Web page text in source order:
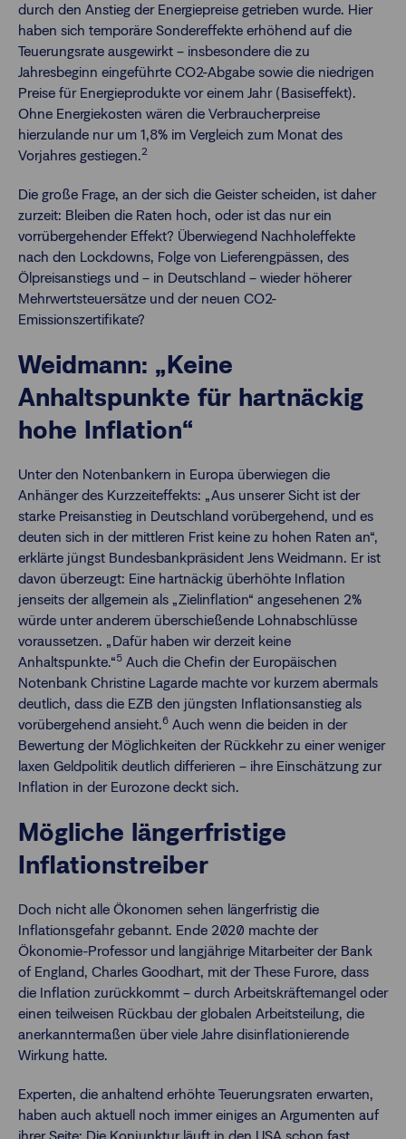
durch den Anstieg der Energiepreise getrieben wurde. Hier
haben sich temporäre Sondereffekte erhöhend auf die
Teuerungsrate ausgewirkt – insbesondere die zu
Jahresbeginn eingeführte CO2-Abgabe sowie die niedrigen
Preise für Energieprodukte vor einem Jahr (Basiseffekt).
Ohne Energiekosten wären die Verbraucherpreise
hierzulande nur um 1,8% im Vergleich zum Monat des
Vorjahres gestiegen.2
Die große Frage, an der sich die Geister scheiden, ist daher
zurzeit: Bleiben die Raten hoch, oder ist das nur ein
vorrübergehender Effekt? Überwiegend Nachholeffekte
nach den Lockdowns, Folge von Lieferengpässen, des
Ölpreisanstiegs und – in Deutschland – wieder höherer
Mehrwertsteuersätze und der neuen CO2-
Emissionszertifikate?
Weidmann: „Keine
Anhaltspunkte für hartnäckig
hohe Inflation“
Unter den Notenbankern in Europa überwiegen die
Anhänger des Kurzzeiteffekts: „Aus unserer Sicht ist der
starke Preisanstieg in Deutschland vorübergehend, und es
deuten sich in der mittleren Frist keine zu hohen Raten an“,
erklärte jüngst Bundesbankpräsident Jens Weidmann. Er ist
davon überzeugt: Eine hartnäckig überhöhte Inflation
jenseits der allgemein als „Zielinflation“ angesehenen 2%
würde unter anderem überschießende Lohnabschlüsse
voraussetzen. „Dafür haben wir derzeit keine
Anhaltspunkte.“5 Auch die Chefin der Europäischen
Notenbank Christine Lagarde machte vor kurzem abermals
deutlich, dass die EZB den jüngsten Inflationsanstieg als
vorübergehend ansieht.6 Auch wenn die beiden in der
Bewertung der Möglichkeiten der Rückkehr zu einer weniger
laxen Geldpolitik deutlich differieren – ihre Einschätzung zur
Inflation in der Eurozone deckt sich.
Mögliche längerfristige
Inflationstreiber
Doch nicht alle Ökonomen sehen längerfristig die
Inflationsgefahr gebannt. Ende 2020 machte der
Ökonomie-Professor und langjährige Mitarbeiter der Bank
of England, Charles Goodhart, mit der These Furore, dass
die Inflation zurückkommt – durch Arbeitskräftemangel oder
einen teilweisen Rückbau der globalen Arbeitsteilung, die
anerkanntermaßen über viele Jahre disinflationierende
Wirkung hatte.
Experten, die anhaltend erhöhte Teuerungsraten erwarten,
haben auch aktuell noch immer einiges an Argumenten auf